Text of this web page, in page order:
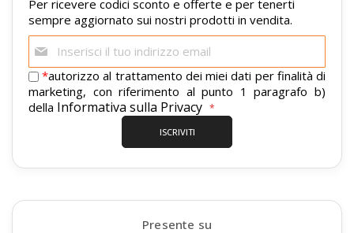
Per ricevere codici sconto e offerte e per tenerti
sempre aggiornato sui nostri prodotti in vendita.
alla
nostra
newsletter:
*autorizzo al trattamento dei miei dati per finalità di
marketing, con riferimento al punto 1 paragrafo b)
della Informativa sulla Privacy
ISCRIVITI
Presente su